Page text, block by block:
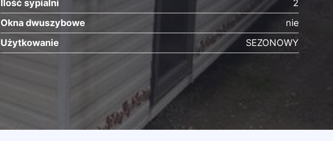
Ilość sypialni
2
Okna dwuszybowe
nie
Użytkowanie
SEZONOWY